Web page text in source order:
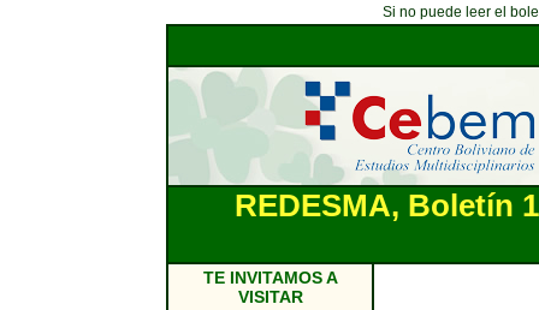
Si no puede leer el
REDESMA, Boletín
TE INVITAMOS A
VISITAR